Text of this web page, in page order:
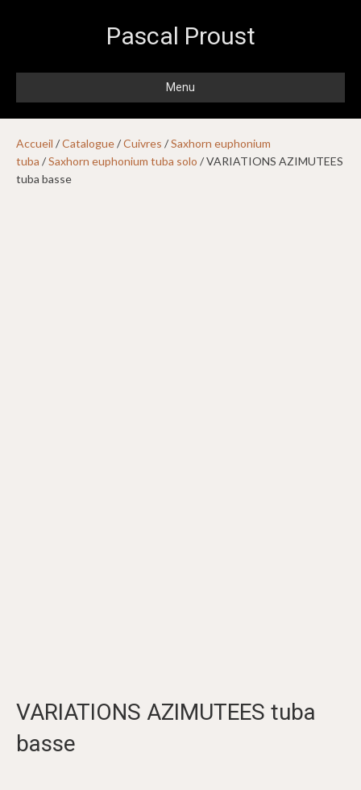
Pascal Proust
Menu
Accueil /Catalogue/Cuivres /Saxhorn euphonium
tuba /Saxhorn euphonium tuba solo / VARIATIONS AZIMUTEES
tuba basse
VARIATIONS AZIMUTEES tuba
basse